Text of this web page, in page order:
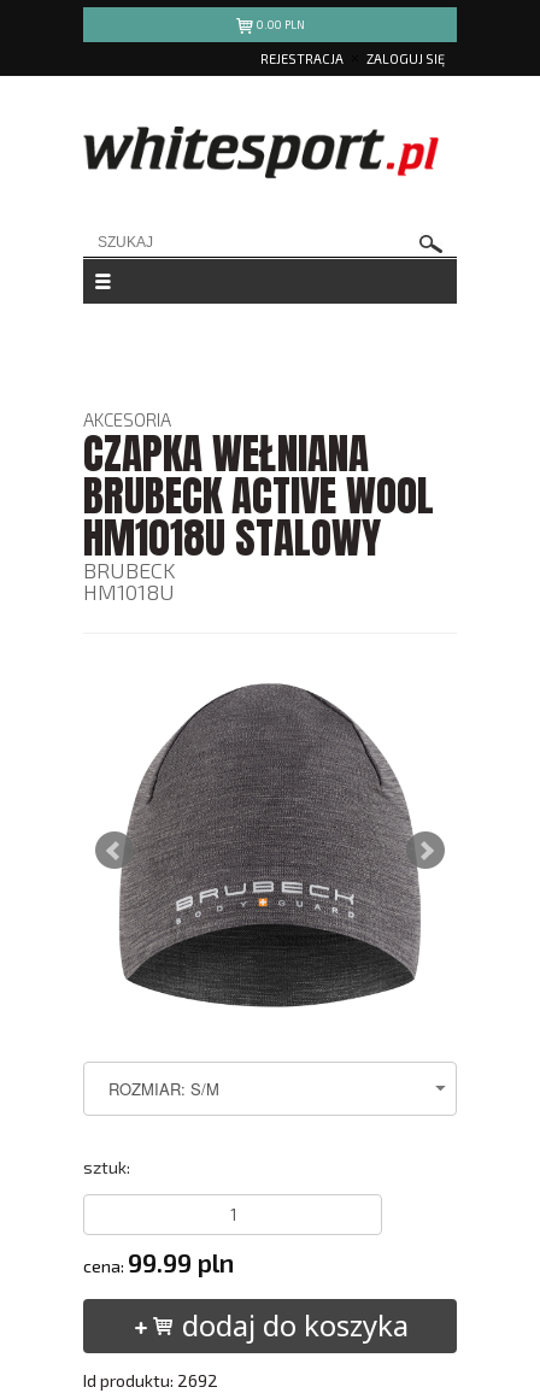
0.00 PLN
REJESTRACJA ZALOGUJ SIĘ
AKCESORIA
CZAPKA WEŁNIANA
BRUBECK ACTIVE WOOL
HM1018U STALOWY
BRUBECK
HM1018U
sztuk:
cena: 99.99 pln
dodaj do koszyka
Id produktu: 2692